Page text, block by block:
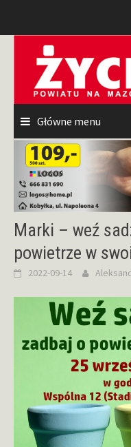
Główne menu
Marki – weź
powietrze w
2022-09-14